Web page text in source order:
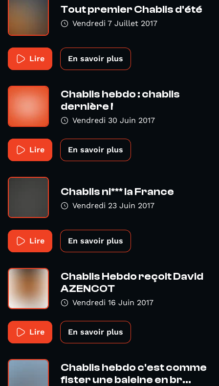
Tout premier Chablis d'été
Vendredi 7 Juillet 2017
Lire En savoir plus
Chablis hebdo : chablis
dernière !
Vendredi 30 Juin 2017
Lire En savoir plus
Chablis ni*** la France
Vendredi 23 Juin 2017
Lire En savoir plus
Chablis Hebdo reçoit David
AZENCOT
Vendredi 16 Juin 2017
Lire En savoir plus
Chablis hebdo c'est comme
fister une baleine en br...